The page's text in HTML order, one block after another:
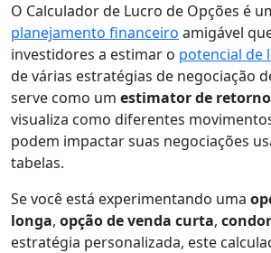
O Calculador de Lucro de Opções é
planejamento financeiro amigável
investidores a estimar o potencial de
de várias estratégias de negociação
serve como um estimator de retorno
visualiza como diferentes
podem impactar suas negociações
tabelas.
Se você está experimentando uma
longa, opção de venda curta,
estratégia personalizada, este